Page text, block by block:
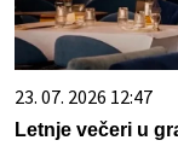
23. 07. 2026 12:47
Letnje večeri u